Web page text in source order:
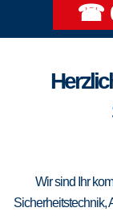
☎
Wir sind Ihr
Sicherheitstechnik,